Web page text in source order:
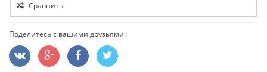
Сравнить
Поделитесь с вашими друзьями: